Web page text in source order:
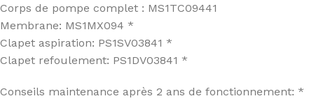
Corps de pompe complet : MS1TC09441
Membrane: MS1MX094 *
Clapet aspiration: PS1SV03841 *
Clapet refoulement: PS1DV03841 *
Conseils maintenance après 2 ans de fonctionnement: *